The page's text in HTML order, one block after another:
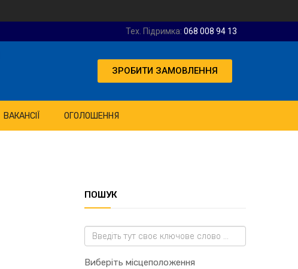
Тех. Підримка: 068 008 94 13
ЗРОБИТИ ЗАМОВЛЕННЯ
ВАКАНСІЇ ОГОЛОШЕННЯ
ПОШУК
Виберіть місцеположення